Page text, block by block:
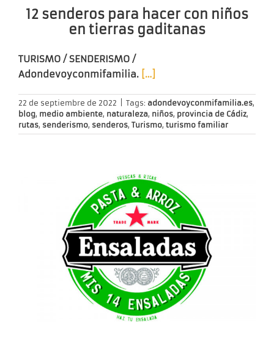
12 senderos para hacer con niños
en tierras gaditanas
TURISMO / SENDERISMO /
Adondevoyconmifamilia. […]
22 de septiembre de 2022 Tags: adondevoyconmifamilia.es,
blog, medio ambiente, naturaleza, niños, provincia de Cádiz,
rutas, senderismo, senderos, Turismo, turismo familiar